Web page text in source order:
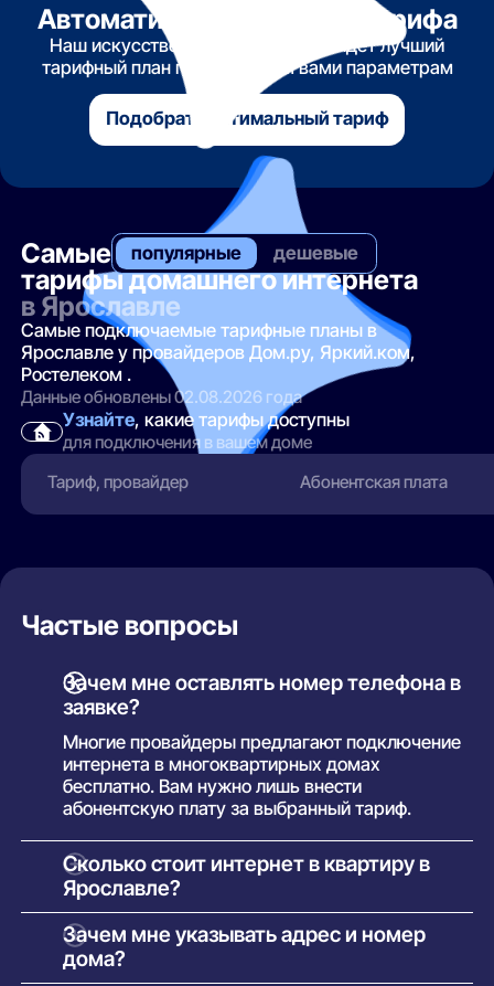
Автоматический подбор тарифа
Наш искусственный интеллект найдет лучший
тарифный план по указанным вами параметрам
Подобрать оптимальный тариф
Самые популярные дешевые
тарифы домашнего интернета
в Ярославле
Самые подключаемые тарифные планы в
Ярославле у провайдеров Дом.ру, Яркий.ком,
Ростелеком .
Данные обновлены 02.08.2026 года
Узнайте, какие тарифы доступны
для подключения в вашем доме
Тариф, провайдер
Абонентская плата
Частые вопросы
Зачем мне оставлять номер телефона в
заявке?
Многие провайдеры предлагают подключение
интернета в многоквартирных домах
бесплатно. Вам нужно лишь внести
абонентскую плату за выбранный тариф.
Сколько стоит интернет в квартиру в
Ярославле?
Многие провайдеры предлагают подключение
интернета в многоквартирных домах
бесплатно. Вам нужно лишь внести
Зачем мне указывать адрес и номер
дома?